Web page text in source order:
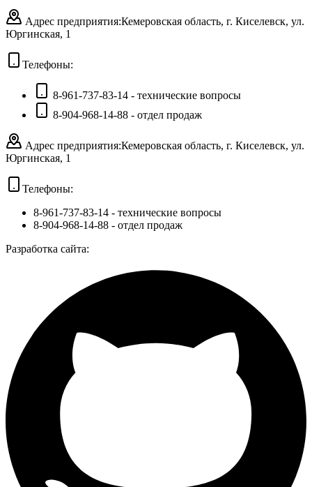
Адрес предприятия:Кемеровская область, г. Киселевск, ул.
Юргинская, 1
Телефоны:
8-961-737-83-14 - технические вопросы
8-904-968-14-88 - отдел продаж
Адрес предприятия:Кемеровская область, г. Киселевск, ул.
Юргинская, 1
Телефоны:
8-961-737-83-14 - технические вопросы
8-904-968-14-88 - отдел продаж
Разработка сайта: